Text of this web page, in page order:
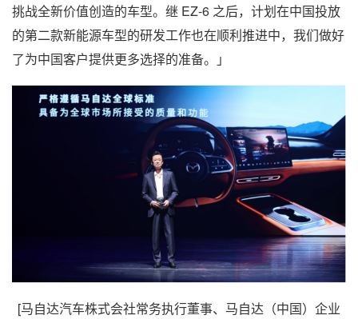
挑战全新价值创造的车型。继 EZ-6 之后，计划在中国投放
的第二款新能源车型的研发工作也在顺利推进中，我们做好
了为中国客户提供更多选择的准备。」
[马自达汽车株式会社常务执行董事、马自达（中国）企业